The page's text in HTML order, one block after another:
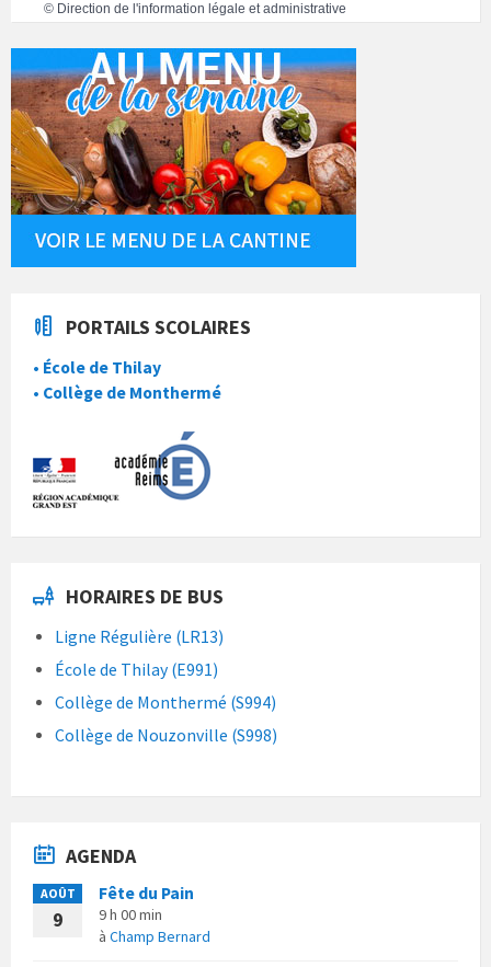
© Direction de l'information légale et administrative
PORTAILS SCOLAIRES
• École de Thilay
• Collège de Monthermé
HORAIRES DE BUS
Ligne Régulière (LR13)
École de Thilay (E991)
Collège de Monthermé (S994)
Collège de Nouzonville (S998)
AGENDA
AOÛT
9
Fête du Pain
9 h 00 min
à Champ Bernard